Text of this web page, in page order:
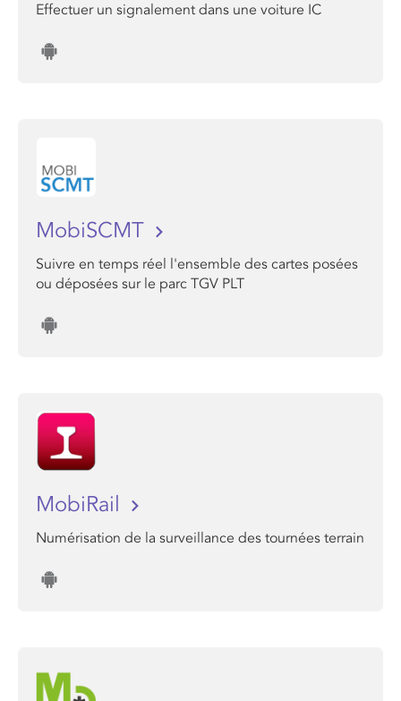
Effectuer un signalement dans une voiture IC
MobiSCMT
Suivre en temps réel l'ensemble des cartes posées
ou déposées sur le parc TGV PLT
MobiRail
Numérisation de la surveillance des tournées terrain